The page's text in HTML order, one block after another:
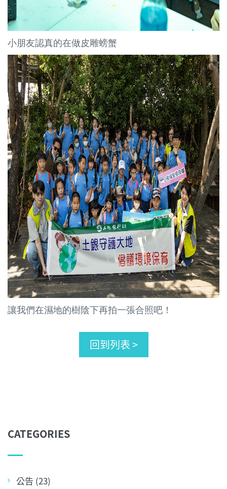
小朋友認真的在做皮雕螃蟹
讓我們在濕地的樹陰下再拍一張合照吧！
回到列表 >
CATEGORIES
公告 (23)